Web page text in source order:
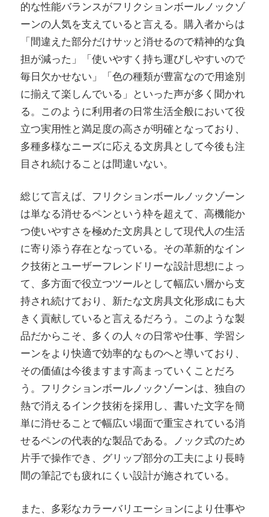
的な性能バランスがフリクションボールノックゾ
ーンの人気を支えていると言える。購入者からは
「間違えた部分だけサッと消せるので精神的な負
担が減った」「使いやすく持ち運びしやすいので
毎日欠かせない」「色の種類が豊富なので用途別
に揃えて楽しんでいる」といった声が多く聞かれ
る。このように利用者の日常生活全般において役
立つ実用性と満足度の高さが明確となっており、
多種多様なニーズに応える文房具として今後も注
目され続けることは間違いない。
総じて言えば、フリクションボールノックゾーン
は単なる消せるペンという枠を超えて、高機能か
つ使いやすさを極めた文房具として現代人の生活
に寄り添う存在となっている。その革新的なイン
ク技術とユーザーフレンドリーな設計思想によっ
て、多方面で役立つツールとして幅広い層から支
持され続けており、新たな文房具文化形成にも大
きく貢献していると言えるだろう。このような製
品だからこそ、多くの人々の日常や仕事、学習シ
ーンをより快適で効率的なものへと導いており、
その価値は今後ますます高まっていくことだろ
う。フリクションボールノックゾーンは、独自の
熱で消えるインク技術を採用し、書いた文字を簡
単に消せることで幅広い場面で重宝されている消
せるペンの代表的な製品である。ノック式のため
片手で操作でき、グリップ部分の工夫により長時
間の筆記でも疲れにくい設計が施されている。
また、多彩なカラーバリエーションにより仕事や